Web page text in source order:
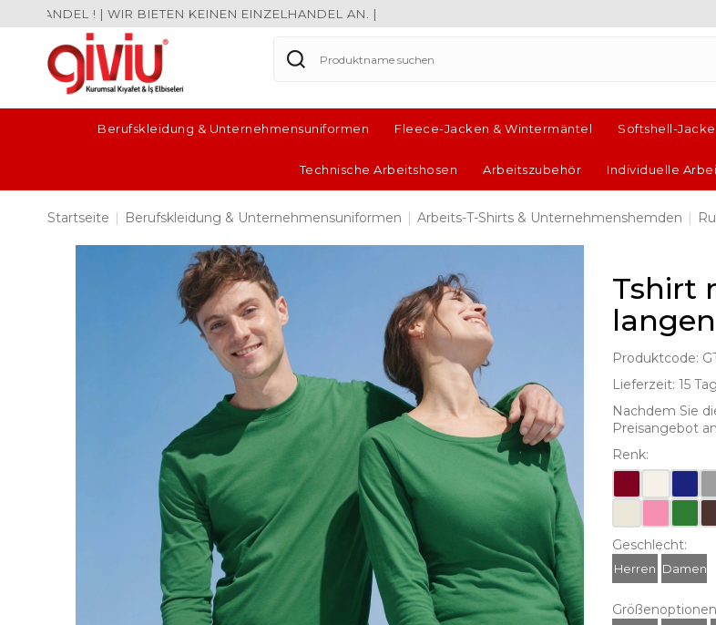
! | WIR BIETEN KEINEN EINZELHANDEL AN. |
Berufskleidung & Unternehmensuniformen Fleece-Jacken & Wintermäntel Softshell-
Technische Arbeitshosen Arbeitszubehör Individuelle
Startseite | Berufskleidung & Unternehmensuniformen | Arbeits-T-Shirts & Unternehmenshemden |
Tshirt
Produktcode:
Lieferzeit: 15
Nachdem Sie
Preisangebot
Renk:
Geschlecht:
Herren Damen